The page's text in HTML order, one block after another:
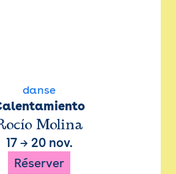
danse
Molina
17→ 20 nov.
Réserver